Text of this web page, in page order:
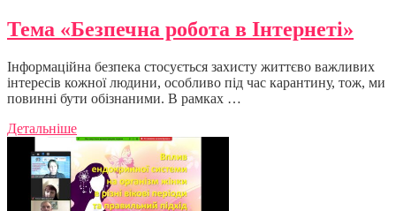
Тема «Безпечна робота в Інтернеті»
Інформаційна безпека стосується захисту життєво важливих
інтересів кожної людини, особливо під час карантину, тож, ми
повинні бути обізнаними. В рамках …
Детальніше